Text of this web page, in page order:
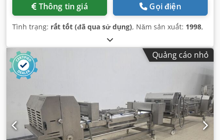
Thông tin giá Gọi điện
Tình trạng: rất tốt (đã qua sử dụng), Năm sản xuất: 1998,
Quảng cáo nhỏ